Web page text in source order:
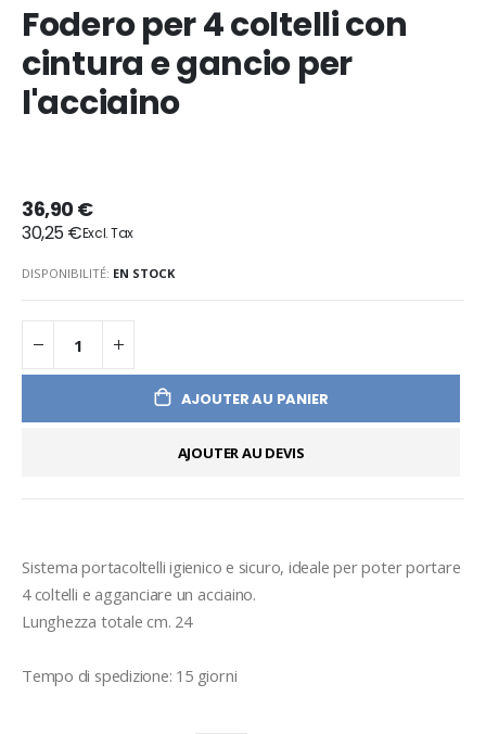
Fodero per 4 coltelli con
cintura e gancio per
l'acciaino
36,90 €
30,25 €
DISPONIBILITÉ: EN STOCK
AJOUTER AU PANIER
AJOUTER AU DEVIS
Sistema portacoltelli igienico e sicuro, ideale per poter portare
4 coltelli e agganciare un acciaino.
Lunghezza totale cm. 24
Tempo di spedizione: 15 giorni